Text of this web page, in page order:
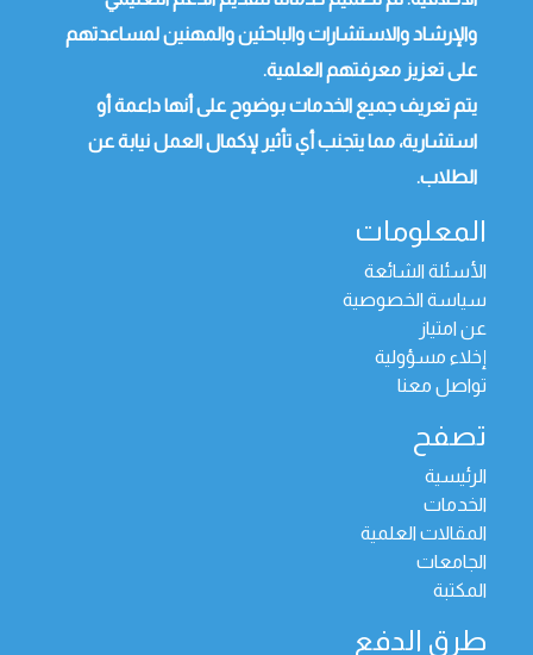
والإرشاد والاستشارات والباحثين والمهنين لمساعدتهم
على تعزيز معرفتهم العلمية.
يتم تعريف جميع الخدمات بوضوح على أنها داعمة أو
استشارية، مما يتجنب أي تأثير لإكمال العمل نيابة عن
الطلاب.
المعلومات
الأسئلة الشائعة
سياسة الخصوصية
عن امتياز
إخلاء مسؤولية
تواصل معنا
تصفح
الرئيسية
الخدمات
المقالات العلمية
الجامعات
المكتبة
طرق الدفع